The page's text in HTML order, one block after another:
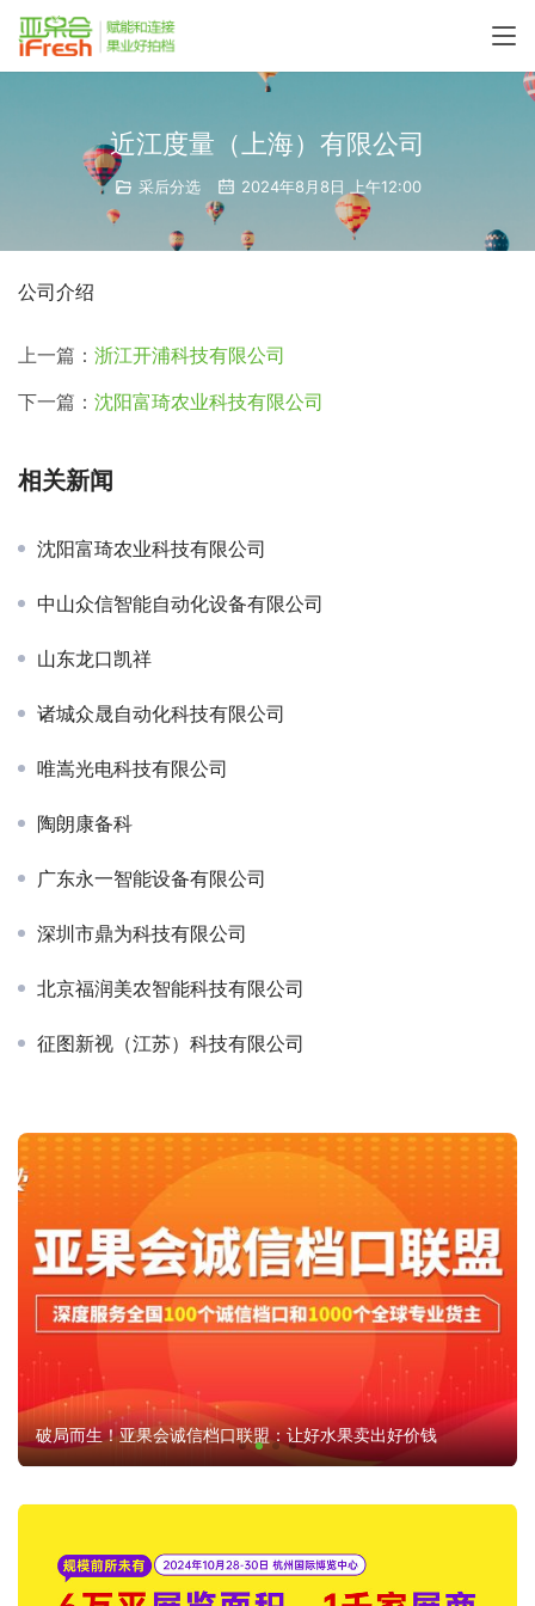
近江度量（上海）有限公司
采后分选 2024年8月8日 上午12:00
公司介绍
上一篇： 浙江开浦科技有限公司
下一篇： 沈阳富琦农业科技有限公司
相关新闻
沈阳富琦农业科技有限公司
中山众信智能自动化设备有限公司
山东龙口凯祥
诸城众晟自动化科技有限公司
唯嵩光电科技有限公司
陶朗康备科
广东永一智能设备有限公司
深圳市鼎为科技有限公司
北京福润美农智能科技有限公司
征图新视（江苏）科技有限公司
破局而生！亚果会诚信档口联盟：让好水果卖出好价钱